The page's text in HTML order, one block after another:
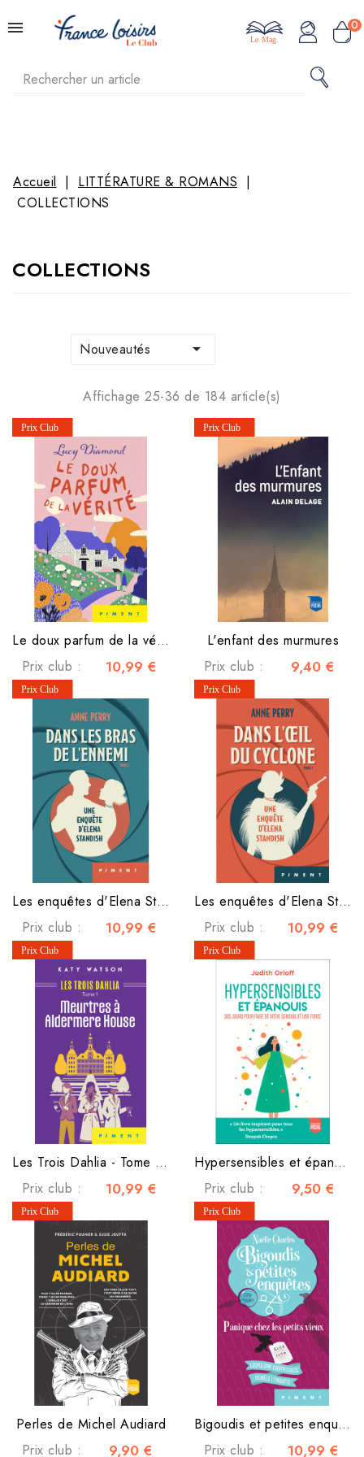
0
Le Mag
Accueil
LITTÉRATURE & ROMANS
COLLECTIONS
COLLECTIONS
Nouveautés 
Affichage 25-36 de 184 article(s)
Le doux parfum de la vérité
Prix club :
10,99 €
L'enfant des murmures
Prix club :
9,40 €
Les enquêtes d'Elena Standish - Tome 2 - Dans les bras de l'ennemi
Prix club :
10,99 €
Les enquêtes d'Elena Standish - Tome 1 - Dans l'œil du cyclone
Prix club :
10,99 €
Les Trois Dahlia - Tome 1 - Meurtres à Aldermere House
Prix club :
10,99 €
Hypersensibles et épanouis
Prix club :
9,50 €
Perles de Michel Audiard
Prix club :
9,90 €
Bigoudis et petites enquêtes - Tome 6 - Panique chez les petits vieux
Prix club :
10,99 €